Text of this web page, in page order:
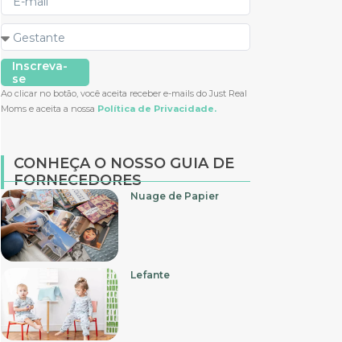
Inscreva-
se
Ao clicar no botão, você aceita receber e-mails do Just Real
Moms e aceita a nossa Política de Privacidade.
CONHEÇA O NOSSO GUIA DE
FORNECEDORES
Nuage de Papier
Lefante